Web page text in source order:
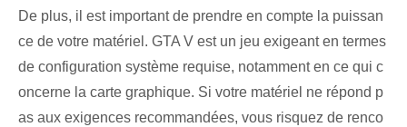
De plus, il est important de prendre en compte la puissan
ce de votre matériel. GTA V est un jeu exigeant en termes
de configuration système requise, notamment en ce qui c
oncerne la carte graphique. Si votre matériel ne répond p
as aux exigences recommandées, vous risquez de renco